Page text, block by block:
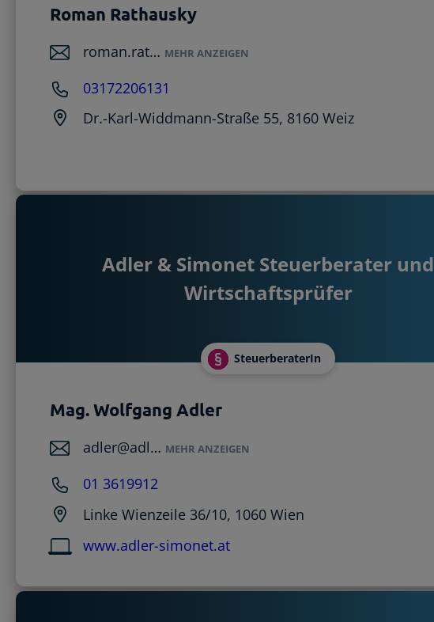
Roman Rathausky
roman.rat… MEHR ANZEIGEN
03172206131
Dr.-Karl-Widdmann-Straße 55, 8160 Weiz
Adler & Simonet Steuerberater und
Wirtschaftsprüfer
SteuerberaterIn
Mag. Wolfgang Adler
adler@adl… MEHR ANZEIGEN
01 3619912
Linke Wienzeile 36/10, 1060 Wien
www.adler-simonet.at